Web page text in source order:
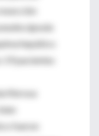
hepático
pacientes
fibrosa
fueron